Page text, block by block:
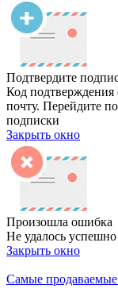
Подтвердите
Код подтверждения
почту. Перейдите
подписки
Закрыть окно
Произошла ошибка
Не удалось успешно
Закрыть окно
Самые